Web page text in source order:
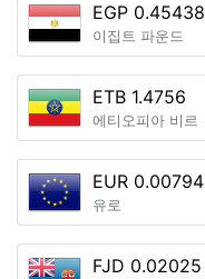
EGP 0.45438
이집트 파운드
ETB 1.4756
에티오피아 비르
EUR 0.00794
유로
FJD 0.02025